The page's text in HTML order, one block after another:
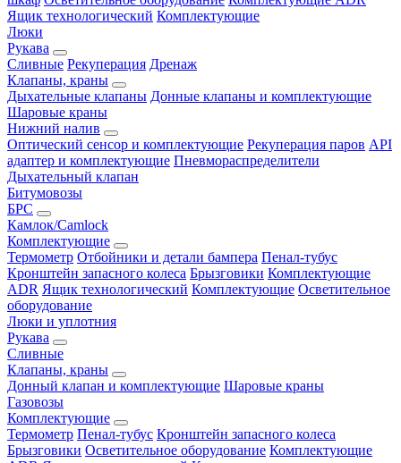
Ящик технологический Комплектующие
Люки
Рукава
Сливные Рекуперация Дренаж
Клапаны, краны
Дыхательные клапаны Донные клапаны и комплектующие
Шаровые краны
Нижний налив
Оптический сенсор и комплектующие Рекуперация паров API
адаптер и комплектующие Пневмораспределители
Дыхательный клапан
Битумовозы
БРС
Камлок/Camlock
Комплектующие
Термометр Отбойники и детали бампера Пенал-тубус
Кронштейн запасного колеса Брызговики Комплектующие
ADR Ящик технологический Комплектующие Осветительное
оборудование
Люки и уплотния
Рукава
Сливные
Клапаны, краны
Донный клапан и комплектующие Шаровые краны
Газовозы
Комплектующие
Термометр Пенал-тубус Кронштейн запасного колеса
Брызговики Осветительное оборудование Комплектующие